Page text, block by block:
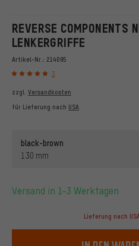
REVERSE COMPONENTS
LENKERGRIFFE
Artikel-Nr.: 214095
3
zzgl. Versandkosten
für Lieferung nach USA
black-brown
130 mm
Versand in 1-3 Werktagen
Lieferung nach